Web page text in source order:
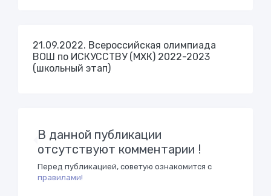
21.09.2022. Всероссийская олимпиада
ВОШ по ИСКУССТВУ (МХК) 2022-2023
(школьный этап)
В данной публикации
отсутствуют комментарии !
Перед публикацией, советую ознакомится с
правилами!